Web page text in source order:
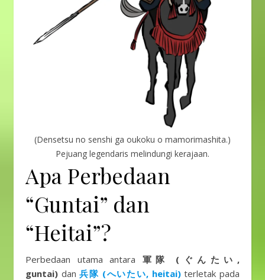
(Densetsu no senshi ga oukoku o mamorimashita.)
Pejuang legendaris melindungi kerajaan.
Apa Perbedaan
“Guntai” dan
“Heitai”?
Perbedaan utama antara 軍隊 (ぐんたい,
guntai) dan 兵隊 (へいたい, heitai) terletak pada